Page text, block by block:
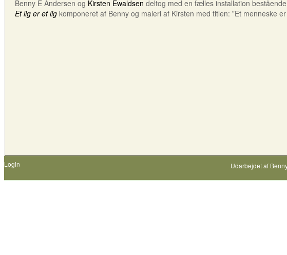
Benny E Andersen og Kirsten Ewaldsen deltog med en fælles installation
Et lig er et lig komponeret af Benny og maleri af Kirsten med titlen: ”Et menneske
Login Udarbejdet af